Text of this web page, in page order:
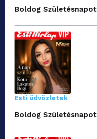
Boldog Születésnapot
Esti üdvözletek
Boldog